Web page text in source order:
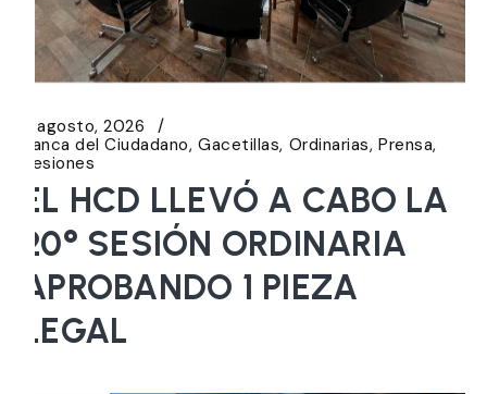
6 agosto, 2026
Banca del Ciudadano Gacetillas Ordinarias Prensa
Sesiones
EL HCD LLEVÓ A CABO LA
20° SESIÓN ORDINARIA
APROBANDO 1 PIEZA
LEGAL